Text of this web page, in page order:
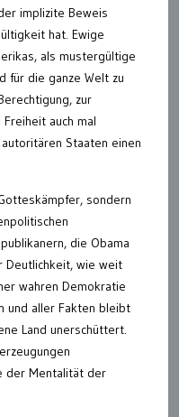
implizite Beweis
hat. Ewige
als mustergültige
für die ganze Welt zu
zur
auch mal
Staaten einen
sondern
die Obama
Deutlichkeit, wie weit
wahren Demokratie
und aller Fakten bleibt
Land unerschüttert.
der Mentalität der